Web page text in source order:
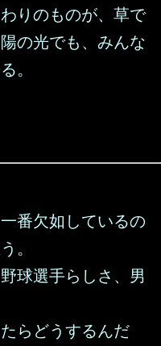
りのものが、草で
の光でも、みんな
。
番欠如しているの
。
球選手らしさ、男
らどうするんだ